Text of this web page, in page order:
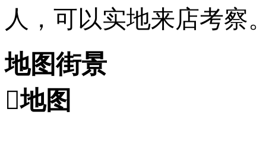
人，可以实地来店考察
地图街景
地图